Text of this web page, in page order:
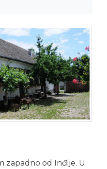
zapadno od Inđije. U